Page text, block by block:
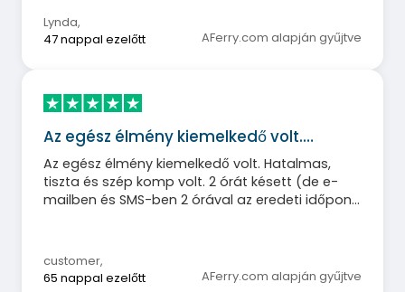
Lynda,
47 nappal ezelőtt
AFerry.com alapján gyűjtve
Az egész élmény kiemelkedő volt.…
Az egész élmény kiemelkedő volt. Hatalmas,
tiszta és szép komp volt. 2 órát késett (de e-
mailben és SMS-ben 2 órával az eredeti időpont
tölthessek Párizsban).
customer,
65 nappal ezelőtt
AFerry.com alapján gyűjtve